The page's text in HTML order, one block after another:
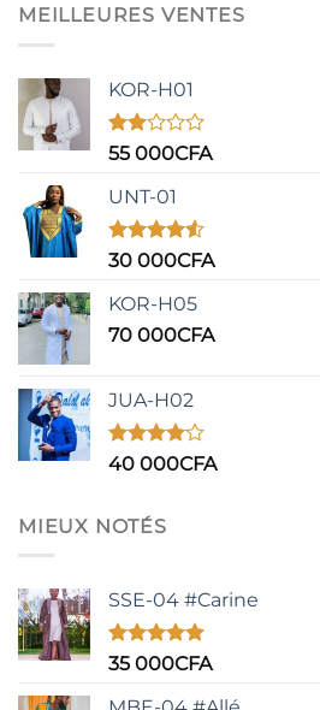
MEILLEURES VENTES
KOR-H01
Note
sur
5
55 000CFA
UNT-01
Note4.50
30 000CFA
KOR-H05
70 000CFA
JUA-H02
Note
40 000CFA
MIEUX NOTÉS
SSE-04 #Carine
Note5.00
35 000CFA